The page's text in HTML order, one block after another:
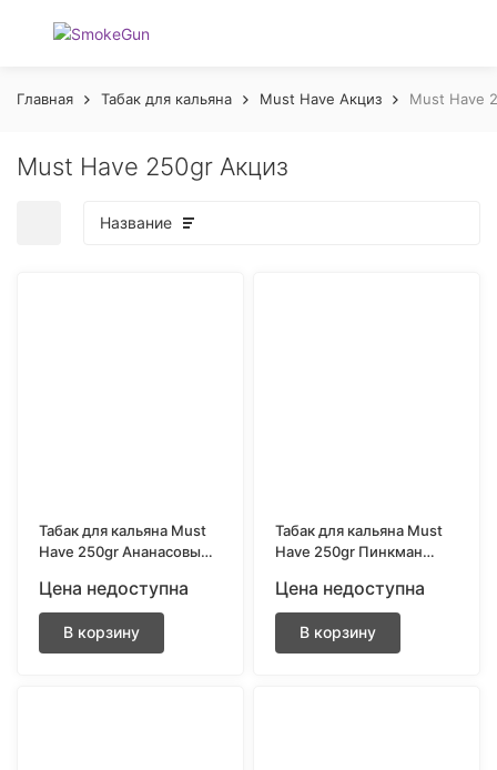
Главная Табак для кальяна Must Have Акциз Must Have
Must Have 250gr Акциз
Название
Табак для кальяна Must
Have 250gr Ананасовые
Цена недоступна
В корзину
Табак для кальяна Must
Have 250gr Пинкман
Цена недоступна
В корзину